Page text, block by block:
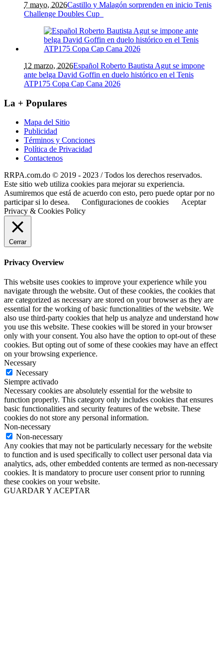
7 mayo, 2026Castillo y Malagón sorprenden en inicio Tenis
Challenge Doubles Cup
12 marzo, 2026Español Roberto Bautista Agut se impone
ante belga David Goffin en duelo histórico en el Tenis
ATP175 Copa Cap Cana 2026
La + Populares
Mapa del Sitio
Publicidad
Términos y Conciones
Política de Privacidad
Contactenos
RRPA.com.do © 2019 - 2023 / Todos los derechos reservados.
Este sitio web utiliza cookies para mejorar su experiencia.
Asumiremos que está de acuerdo con esto, pero puede optar por no
participar si lo desea.
Configuraciones de cookies
Aceptar
Privacy & Cookies Policy
Cerrar
Privacy Overview
This website uses cookies to improve your experience while you
navigate through the website. Out of these cookies, the cookies that
are categorized as necessary are stored on your browser as they are
essential for the working of basic functionalities of the website. We
also use third-party cookies that help us analyze and understand how
you use this website. These cookies will be stored in your browser
only with your consent. You also have the option to opt-out of these
cookies. But opting out of some of these cookies may have an effect
on your browsing experience.
Necessary
Necessary
Siempre activado
Necessary cookies are absolutely essential for the website to
function properly. This category only includes cookies that ensures
basic functionalities and security features of the website. These
cookies do not store any personal information.
Non-necessary
Non-necessary
Any cookies that may not be particularly necessary for the website
to function and is used specifically to collect user personal data via
analytics, ads, other embedded contents are termed as non-necessary
cookies. It is mandatory to procure user consent prior to running
these cookies on your website.
GUARDAR Y ACEPTAR